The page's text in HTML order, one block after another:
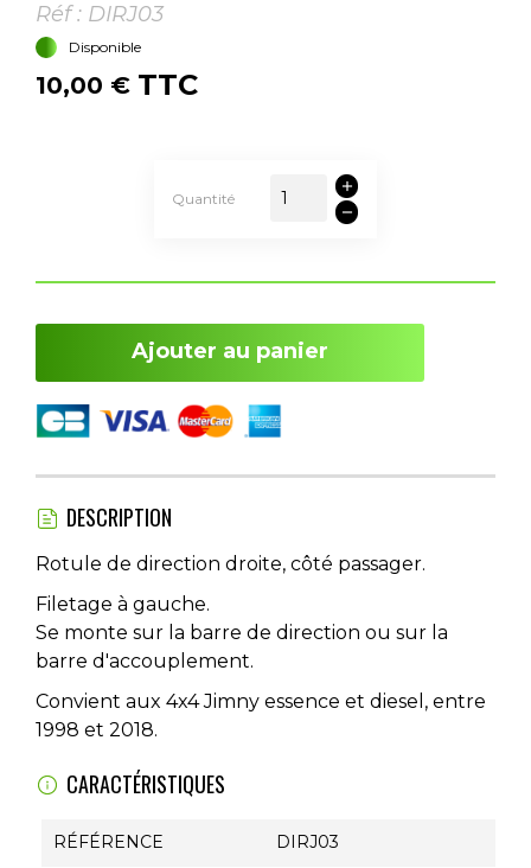
Réf : DIRJ03
Disponible
10,00 € TTC
Quantité
Ajouter au panier
DESCRIPTION
Rotule de direction droite, côté passager.
Filetage à gauche.
Se monte sur la barre de direction ou sur la
barre d'accouplement.
Convient aux 4x4 Jimny essence et diesel, entre
1998 et 2018.
CARACTÉRISTIQUES
RÉFÉRENCE DIRJ03